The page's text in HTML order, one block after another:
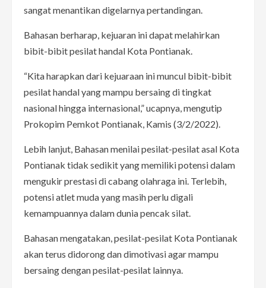
sangat menantikan digelarnya pertandingan.
Bahasan berharap, kejuaran ini dapat melahirkan
bibit-bibit pesilat handal Kota Pontianak.
“Kita harapkan dari kejuaraan ini muncul bibit-bibit
pesilat handal yang mampu bersaing di tingkat
nasional hingga internasional,” ucapnya, mengutip
Prokopim Pemkot Pontianak, Kamis (3/2/2022).
Lebih lanjut, Bahasan menilai pesilat-pesilat asal Kota
Pontianak tidak sedikit yang memiliki potensi dalam
mengukir prestasi di cabang olahraga ini. Terlebih,
potensi atlet muda yang masih perlu digali
kemampuannya dalam dunia pencak silat.
Bahasan mengatakan, pesilat-pesilat Kota Pontianak
akan terus didorong dan dimotivasi agar mampu
bersaing dengan pesilat-pesilat lainnya.